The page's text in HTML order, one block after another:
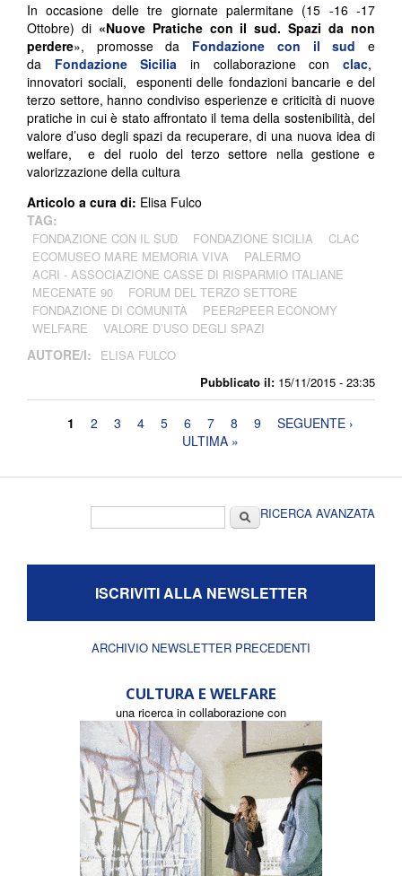
Pubblicato il: 15/11/2015 - 23:35
In occasione delle tre giornate palermitane (15 -16 -17
Ottobre) di «Nuove Pratiche con il sud. Spazi da non
perdere», promosse da Fondazione con il sud e
da Fondazione Sicilia in collaborazione conclac,
innovatori sociali, esponenti delle fondazioni bancarie e del
terzo settore, hanno condiviso esperienze e criticità di nuove
pratiche in cui è stato affrontato il tema della sostenibilità, del
valore d’uso degli spazi da recuperare, di una nuova idea di
welfare, e del ruolo del terzo settore nella gestione e
valorizzazione della cultura
Articolo a cura di: Elisa Fulco
TAG:
FONDAZIONE CON IL SUD FONDAZIONE SICILIA
CLAC
ECOMUSEO MARE MEMORIA VIVA
PALERMO
ACRI - ASSOCIAZIONE CASSE DI RISPARMIO ITALIANE
MECENATE 90
FORUM DEL TERZO SETTORE
FONDAZIONE DI COMUNITÀ
PEER2PEER ECONOMY
WELFARE
VALORE D’USO DEGLI SPAZI
AUTORE/I: ELISA FULCO
Pagine
1 2 3 4 5 6 7 8 9
SEGUENTE ›
ULTIMA »
CercaRICERCA AVANZATA
ISCRIVITI ALLA NEWSLETTER
ARCHIVIO NEWSLETTER PRECEDENTI
CULTURA E WELFARE
una ricerca in collaborazione con